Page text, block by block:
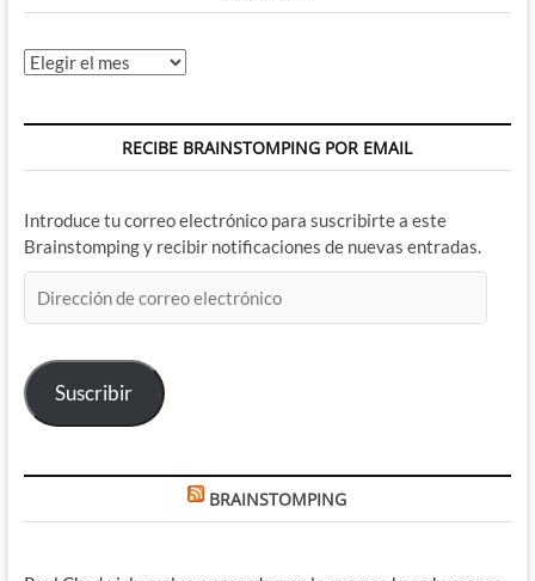
Archivos
RECIBE BRAINSTOMPING POR EMAIL
Introduce tu correo electrónico para suscribirte a este
Brainstomping y recibir notificaciones de nuevas entradas.
de
electrónico
Suscribir
BRAINSTOMPING